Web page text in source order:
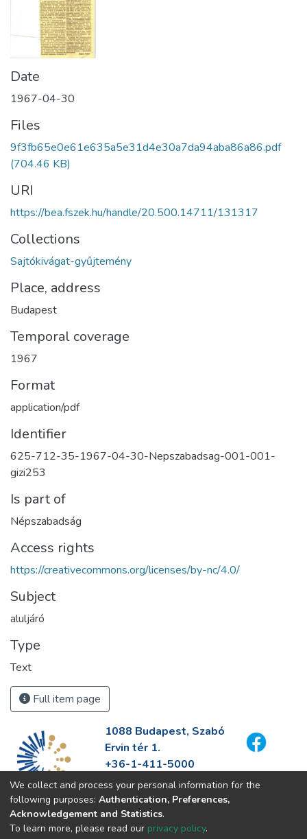
Date
1967-04-30
Files
9f3fb65e0e61e635a5e31d4e30a7da94aba86a86.pdf
(704.46 KB)
URI
https://bea.fszek.hu/handle/20.500.14711/131317
Collections
Sajtókivágat-gyűjtemény
Place, address
Budapest
Temporal coverage
1967
Format
application/pdf
Identifier
625-712-35-1967-04-30-Nepszabadsag-001-001-
gizi253
Is part of
Népszabadság
Access rights
https://creativecommons.org/licenses/by-nc/4.0/
Subject
aluljáró
Type
Text
Full item page
1088 Budapest, Szabó
Ervin tér 1.
+36-1-411-5000
info@fszek.hu
https://fszek.hu
We collect and process your personal information for the
following purposes: Authentication, Preferences,
Acknowledgement and Statistics.
To learn more, please read our privacy policy.